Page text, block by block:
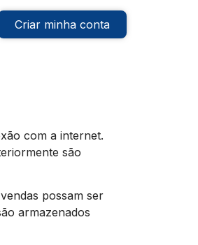
Criar minha conta
com a internet.
são
possam ser
armazenados